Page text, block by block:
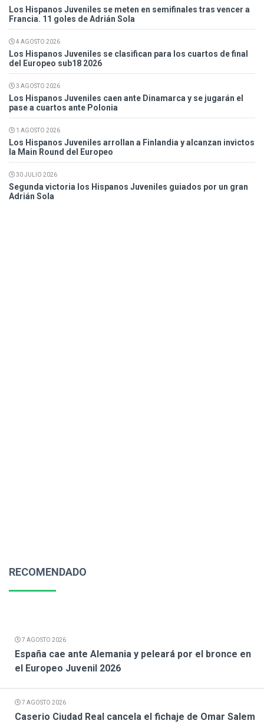
Los Hispanos Juveniles se meten en semifinales tras vencer a
Francia. 11 goles de Adrián Sola
4 AGOSTO 2026
Los Hispanos Juveniles se clasifican para los cuartos de final
del Europeo sub18 2026
3 AGOSTO 2026
Los Hispanos Juveniles caen ante Dinamarca y se jugarán el
pase a cuartos ante Polonia
1 AGOSTO 2026
Los Hispanos Juveniles arrollan a Finlandia y alcanzan invictos
la Main Round del Europeo
30 JULIO 2026
Segunda victoria los Hispanos Juveniles guiados por un gran
Adrián Sola
RECOMENDADO
7 AGOSTO 2026
España cae ante Alemania y peleará por el bronce en
el Europeo Juvenil 2026
7 AGOSTO 2026
Caserio Ciudad Real cancela el fichaje de Omar Salem